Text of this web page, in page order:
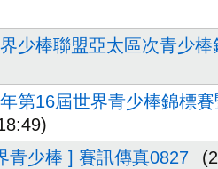
少棒聯盟亞太區次青少
第16屆世界青少棒錦標
青少棒 ] 賽訊傳真0827